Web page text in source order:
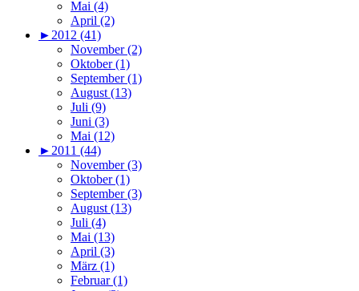
Mai (4)
April (2)
► 2012 (41)
November (2)
Oktober (1)
September (1)
August (13)
Juli (9)
Juni (3)
Mai (12)
► 2011 (44)
November (3)
Oktober (1)
September (3)
August (13)
Juli (4)
Mai (13)
April (3)
März (1)
Februar (1)